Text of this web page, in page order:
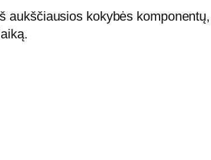
aukščiausios kokybės